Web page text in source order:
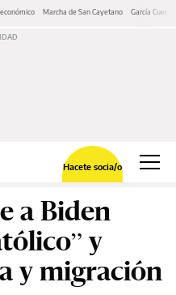
Marcha de San Cayetano García Cuerva
Hacete socia/o
a Biden
y
y migración